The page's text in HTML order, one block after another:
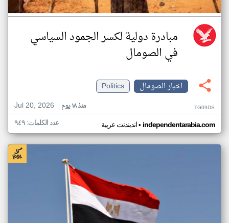
مبادرة دولية لكسر الجمود السياسي
في الصومال
اخبار الصومال
Politics
Jul 20, 2026
منذ ١٨ يوم TG09DS
اندبندنت عربية• independentarabia.com عدد الكلمات: ٩٤٩